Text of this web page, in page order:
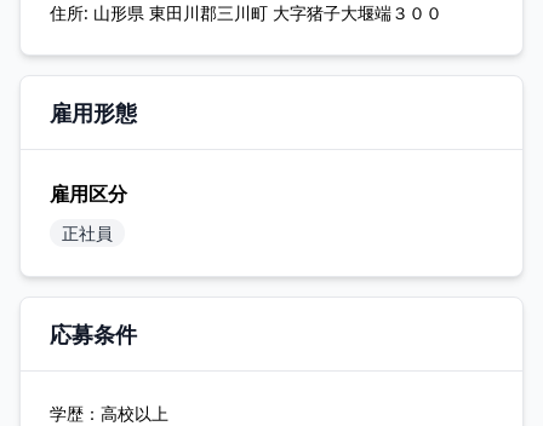
住所: 山形県 東田川郡三川町 大字猪子大堰端３００
雇用形態
雇用区分
正社員
応募条件
学歴：高校以上